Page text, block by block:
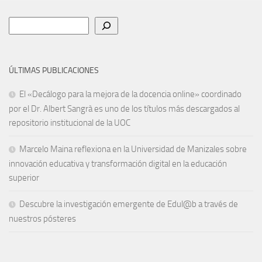
ÚLTIMAS PUBLICACIONES
El «Decálogo para la mejora de la docencia online» coordinado
por el Dr. Albert Sangrà es uno de los títulos más descargados al
repositorio institucional de la UOC
Marcelo Maina reflexiona en la Universidad de Manizales sobre
innovación educativa y transformación digital en la educación
superior
Descubre la investigación emergente de Edul@b a través de
nuestros pósteres